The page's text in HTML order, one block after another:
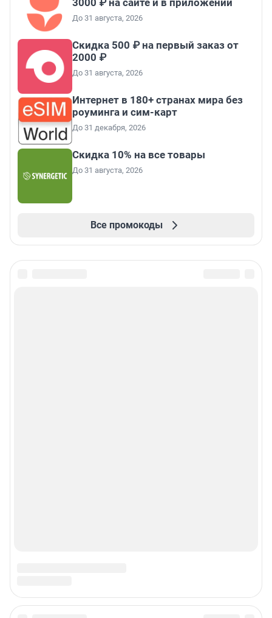
3000 ₽ на сайте и в приложении
До 31 августа, 2026
Скидка 500 ₽ на первый заказ от
2000 ₽
До 31 августа, 2026
Интернет в 180+ странах мира без
роуминга и сим-карт
До 31 декабря, 2026
Скидка 10% на все товары
До 31 августа, 2026
Все промокоды